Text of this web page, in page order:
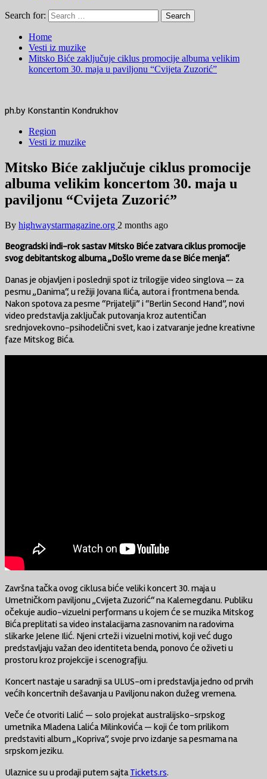
Search for:
Home
Vesti iz muzike
Mitsko Biće zaključuje ciklus promocije albuma velikim
koncertom 30. maja u paviljonu “Cvijeta Zuzorić”
ph.by Konstantin Kondrukhov
Region
Vesti iz muzike
Mitsko Biće zaključuje ciklus promocije
albuma velikim koncertom 30. maja u
paviljonu “Cvijeta Zuzorić”
By highwaystarmagazine.org 2 months ago
Beogradski indi-rok sastav Mitsko Biće zatvara ciklus promocije
svog debitantskog albuma „Došlo vreme da se Biće menja“.
Danas je objavljen i poslednji spot iz trilogije video singlova — za
pesmu „Danima“, u režiji Jovana Ilića, autora i frontmena benda.
Nakon spotova za pesme “Prijatelji” i “Berlin Second Hand”, novi
video predstavlja zaključak putovanja kroz autentičan
srednjovekovno-psihodelični svet, kao i zatvaranje jedne kreativne
faze Mitskog Bića.
Završna tačka ovog ciklusa biće veliki koncert 30. maja u
Umetničkom paviljonu „Cvijeta Zuzorić“ na Kalemegdanu. Publiku
očekuje audio-vizuelni performans u kojem će se muzika Mitskog
Bića preplitati sa video instalacijama zasnovanim na radovima
slikarke Jelene Ilić. Njeni crteži i vizuelni motivi, koji već dugo
predstavljaju važan deo identiteta benda, ponovo će oživeti u
prostoru kroz projekcije i scenografiju.
Koncert nastaje u saradnji sa ULUS-om i predstavlja jedno od prvih
većih koncertnih dešavanja u Paviljonu nakon dužeg vremena.
Veče će otvoriti Lalić — solo projekat australijsko-srpskog
umetnika Mladena Lalića Milinkovića — koji će tom prilikom
predstaviti album „Kopriva“, svoje prvo izdanje sa pesmama na
srpskom jeziku.
Ulaznice su u prodaji putem sajtaTickets.rs.